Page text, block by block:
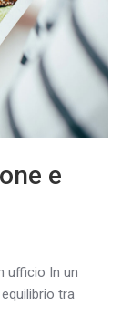
e
ufficio In un
tra